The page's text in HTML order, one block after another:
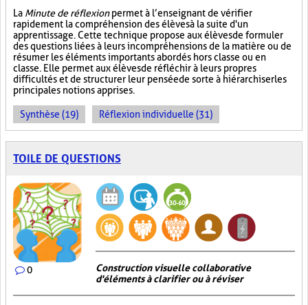
La Minute de réflexionpermet à l’enseignant de vérifier
rapidement la compréhension des élèves à la suite d'un
apprentissage. Cette technique propose aux élèves de formuler
des questions liées à leurs incompréhensions de la matière ou de
résumer les éléments importants abordés hors classe ou en
classe. Elle permet aux élèves de réfléchir à leurs propres
difficultés et de structurer leur pensée de sorte à hiérarchiser les
principales notions apprises.
Synthèse (19) Réflexion individuelle (31)
TOILE DE QUESTIONS
0
Construction visuelle collaborative
d'éléments à clarifier ou à réviser